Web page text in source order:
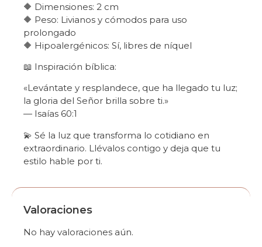
🔶 Dimensiones: 2 cm
🔶 Peso: Livianos y cómodos para uso
prolongado
🔶 Hipoalergénicos: Sí, libres de níquel
📖 Inspiración bíblica:
«Levántate y resplandece, que ha llegado tu luz;
la gloria del Señor brilla sobre ti.»
— Isaías 60:1
💫 Sé la luz que transforma lo cotidiano en
extraordinario. Llévalos contigo y deja que tu
estilo hable por ti.
Valoraciones
No hay valoraciones aún.